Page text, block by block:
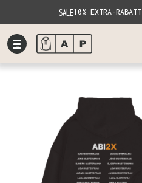
SALE10% EXTRA-RABATT